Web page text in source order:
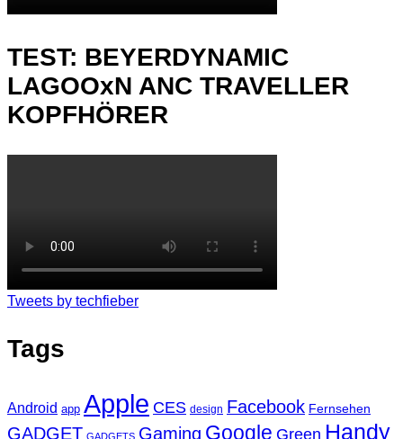
TEST: BEYERDYNAMIC
LAGOOxN ANC TRAVELLER
KOPFHÖRER
Tweets by techfieber
Tags
Android app Apple CES design Facebook Fernsehen
GADGET GADGETS Gaming Google Green Handy